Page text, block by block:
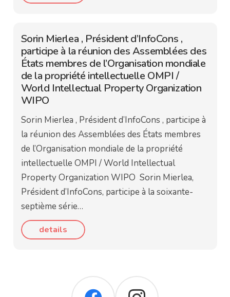
Sorin Mierlea , Président d’InfoCons ,
participe à la réunion des Assemblées des
États membres de l’Organisation mondiale
de la propriété intellectuelle OMPI /
World Intellectual Property Organization
WIPO
Sorin Mierlea , Président d’InfoCons , participe à
la réunion des Assemblées des États membres
de l’Organisation mondiale de la propriété
intellectuelle OMPI / World Intellectual
Property Organization WIPO Sorin Mierlea,
Président d’InfoCons, participe à la soixante-
septième série…
details